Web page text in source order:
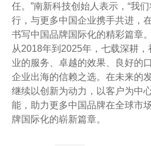
任。”南新科技创始人表示，“我
行，与更多中国企业携手共进，
书写中国品牌国际化的精彩篇章
从2018年到2025年，七载深耕
业的服务、卓越的效果、良好的
企业出海的信赖之选。在未来的
继续以创新为动力，以客户为中
能，助力更多中国品牌在全球市
牌国际化的崭新篇章。